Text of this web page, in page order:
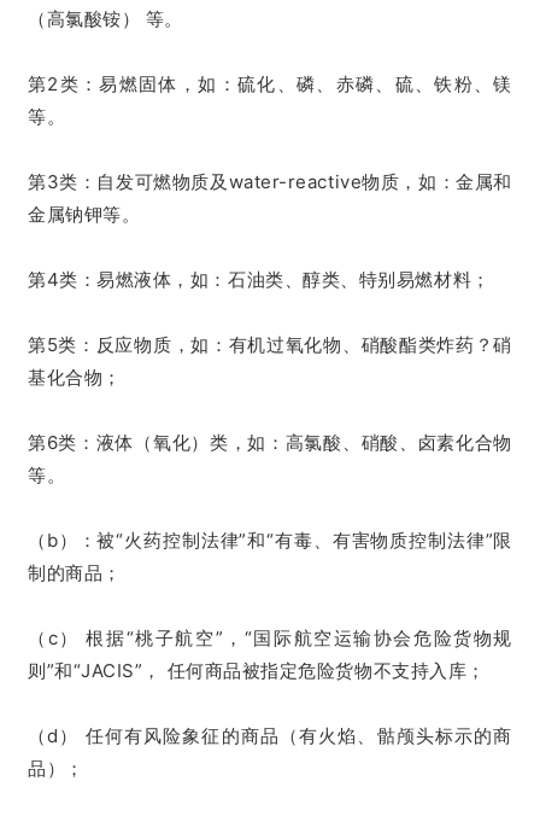
（高氯酸铵） 等。
第2类：易燃固体，如：硫化、磷、赤磷、硫、铁粉、镁
等。
第3类：自发可燃物质及water-reactive物质，如：金属和
金属钠钾等。
第4类：易燃液体，如：石油类、醇类、特别易燃材料；
第5类：反应物质，如：有机过氧化物、硝酸酯类炸药？硝
基化合物；
第6类：液体（氧化）类，如：高氯酸、硝酸、卤素化合物
等。
（b）：被“火药控制法律”和“有毒、有害物质控制法律”限
制的商品；
（c） 根据“桃子航空”，“国际航空运输协会危险货物规
则”和“JACIS”， 任何商品被指定危险货物不支持入库；
（d） 任何有风险象征的商品（有火焰、骷颅头标示的商
品）；